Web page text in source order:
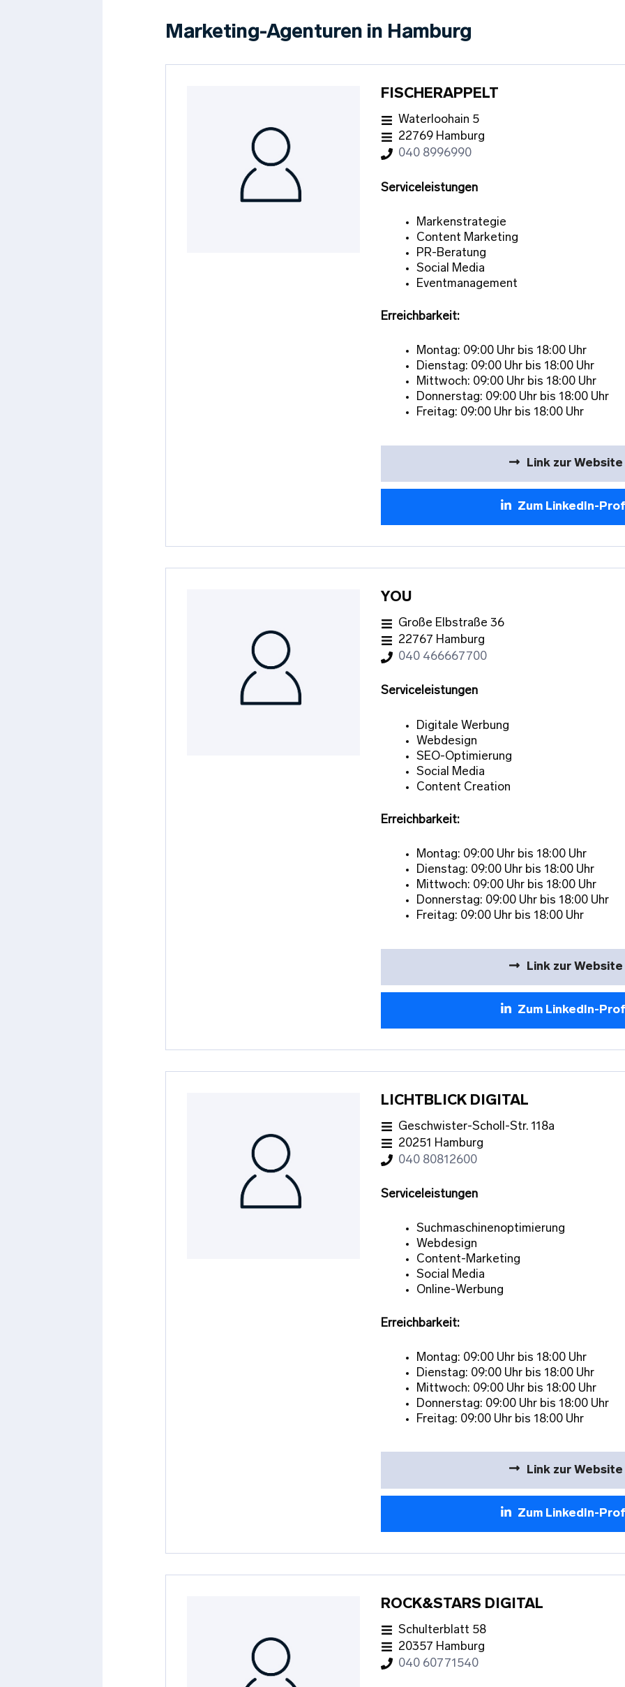
Marketing-Agenturen in Hamburg
FISCHERAPPELT
Waterloohain 5
22769 Hamburg
040 8996990
Serviceleistungen
Markenstrategie
Content Marketing
PR-Beratung
Social Media
Eventmanagement
Erreichbarkeit:
Montag: 09:00 Uhr bis 18:00 Uhr
Dienstag: 09:00 Uhr bis 18:00 Uhr
Mittwoch: 09:00 Uhr bis 18:00 Uhr
Donnerstag: 09:00 Uhr bis 18:00 Uhr
Freitag: 09:00 Uhr bis 18:00 Uhr
Link zur Website
Zum LinkedIn-
YOU
Große Elbstraße 36
22767 Hamburg
040 466667700
Serviceleistungen
Digitale Werbung
Webdesign
SEO-Optimierung
Social Media
Content Creation
Erreichbarkeit:
Montag: 09:00 Uhr bis 18:00 Uhr
Dienstag: 09:00 Uhr bis 18:00 Uhr
Mittwoch: 09:00 Uhr bis 18:00 Uhr
Donnerstag: 09:00 Uhr bis 18:00 Uhr
Freitag: 09:00 Uhr bis 18:00 Uhr
Link zur Website
Zum LinkedIn-
LICHTBLICK DIGITAL
Geschwister-Scholl-Str. 118a
20251 Hamburg
040 80812600
Serviceleistungen
Suchmaschinenoptimierung
Webdesign
Content-Marketing
Social Media
Online-Werbung
Erreichbarkeit:
Montag: 09:00 Uhr bis 18:00 Uhr
Dienstag: 09:00 Uhr bis 18:00 Uhr
Mittwoch: 09:00 Uhr bis 18:00 Uhr
Donnerstag: 09:00 Uhr bis 18:00 Uhr
Freitag: 09:00 Uhr bis 18:00 Uhr
Link zur Website
Zum LinkedIn-
ROCK&STARS DIGITAL
Schulterblatt 58
20357 Hamburg
040 60771540